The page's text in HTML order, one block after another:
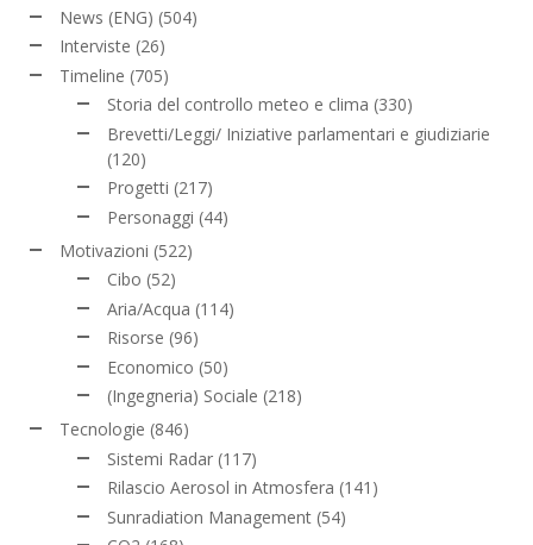
News (ENG) (504)
Interviste (26)
Timeline (705)
Storia del controllo meteo e clima (330)
Brevetti/Leggi/ Iniziative parlamentari e giudiziarie
(120)
Progetti (217)
Personaggi (44)
Motivazioni (522)
Cibo (52)
Aria/Acqua (114)
Risorse (96)
Economico (50)
(Ingegneria) Sociale (218)
Tecnologie (846)
Sistemi Radar (117)
Rilascio Aerosol in Atmosfera (141)
Sunradiation Management (54)